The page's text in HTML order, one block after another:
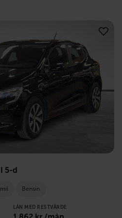
5-d
Bensin
LÅN MED RESTVÄRDE